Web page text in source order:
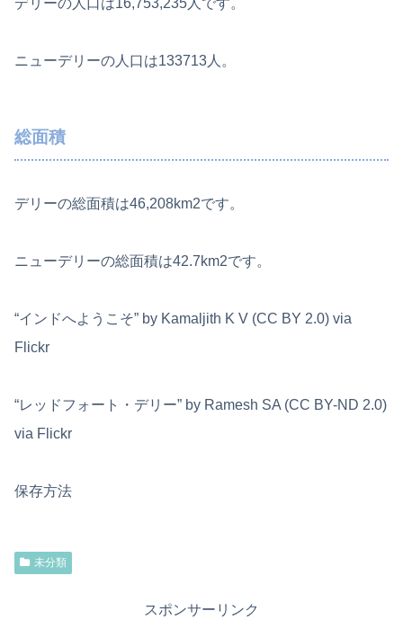
ニューデリーの人口は133713人。
総面積
デリーの総面積は46,208km2です。
ニューデリーの総面積は42.7km2です。
“インドへようこそ” by Kamaljith K V (CC BY 2.0) via
Flickr
“レッドフォート・デリー” by Ramesh SA (CC BY-ND 2.0)
via Flickr
保存方法
未分類
スポンサーリンク